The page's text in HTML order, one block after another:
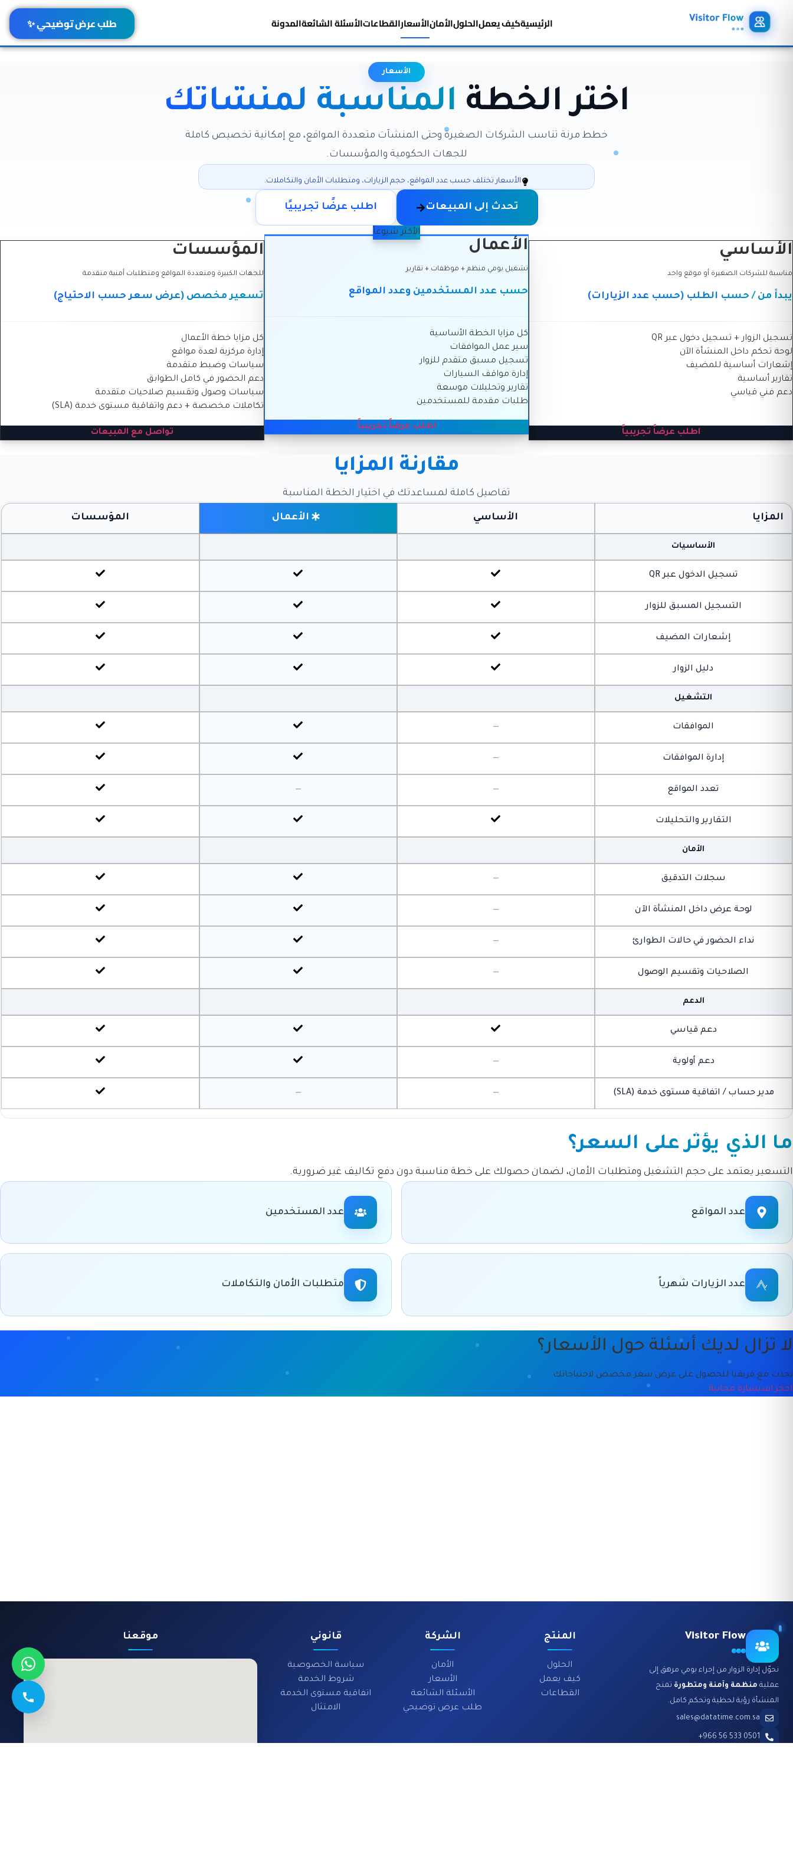
الرئيسيةكيف يعملالحلولالأمانالأسعارالقطاعاتالأسئلة الشائعةالمدونة طلب عرض توضيحي ✨
الأسعار
اختر الخطة المناسبة لمنشأتك
خطط مرنة تناسب الشركات الصغيرة وحتى المنشآت متعددة المواقع، مع إمكانية تخصيص كاملة
للجهات الحكومية والمؤسسات.
الأسعار تختلف حسب عدد المواقع، حجم الزيارات، ومتطلبات الأمان والتكاملات.
اطلب عرضًا تجريبيًا تحدث إلى المبيعات
الأساسي
مناسبة للشركات الصغيرة أو موقع واحد
يبدأ من / حسب الطلب (حسب عدد الزيارات)
تسجيل الزوار + تسجيل دخول عبر QR
لوحة تحكم داخل المنشأة الآن
إشعارات أساسية للمضيف
تقارير أساسية
دعم فني قياسي
اطلب عرضاً تجريبياً
الأكثر شيوعاً
الأعمال
تشغيل يومي منظم + موظفات + تقارير
حسب عدد المستخدمين وعدد المواقع
كل مزايا الخطة الأساسية
سير عمل الموافقات
تسجيل مسبق متقدم للزوار
إدارة مواقف السيارات
تقارير وتحليلات موسعة
طلبات مقدمة للمستخدمين
اطلب عرضاً تجريبياً
المؤسسات
للجهات الكبيرة ومتعددة المواقع ومتطلبات أمنية متقدمة
تسعير مخصص (عرض سعر حسب الاحتياج)
كل مزايا خطة الأعمال
إدارة مركزية لعدة مواقع
سياسات وضبط متقدمة
دعم الحضور في كامل الطوابق
سياسات وصول وتقسيم صلاحيات متقدمة
تكاملات مخصصة + دعم واتفاقية مستوى خدمة (SLA)
تواصل مع المبيعات
مقارنة المزايا
تفاصيل كاملة لمساعدتك في اختيار الخطة المناسبة
المزايا الأساسي الأعمال المؤسسات
الأساسيات
تسجيل الدخول عبر QR
التسجيل المسبق للزوار
إشعارات المضيف
دليل الزوار
التشغيل
الموافقات —
إدارة الموافقات —
تعدد المواقع —
—
التقارير والتحليلات
الأمان
سجلات التدقيق —
لوحة عرض داخل المنشأة الآن —
نداء الحضور في حالات الطوارئ —
الصلاحيات وتقسيم الوصول —
الدعم
دعم قياسي
دعم أولوية —
مدير حساب / اتفاقية مستوى خدمة (SLA) —
—
ما الذي يؤثر على السعر؟
التسعير يعتمد على حجم التشغيل ومتطلبات الأمان، لضمان حصولك على خطة مناسبة دون دفع تكاليف غير ضرورية.
عدد المواقع عدد المستخدمين
عدد الزيارات شهرياً متطلبات الأمان والتكاملات
لا تزال لديك أسئلة حول الأسعار؟
تحدث مع فريقنا للحصول على عرض سعر مخصص لاحتياجاتك
احجز استشارة مجانية
Visitor Flow
نحوّل إدارة الزوار من إجراء يومي مرهق إلى
عملية منظمة وآمنة ومتطورة تمنح
المنشأة رؤية لحظية وتحكم كامل.
sales@datatime.com.sa
0501 533 56 966+
المنتج
الحلول
كيف يعمل
القطاعات
الشركة
الأمان
الأسعار
الأسئلة الشائعة
طلب عرض توضيحي
قانوني
سياسة الخصوصية
شروط الخدمة
اتفاقية مستوى الخدمة
الامتثال
موقعنا